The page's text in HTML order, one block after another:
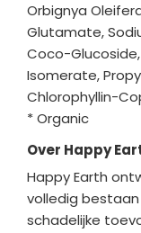
Orbignya
Glutamate,
Coco-
Isomerate,
Chlorophyllin-
* Organic
Over Happy
Happy Earth
volledig
schadelijke